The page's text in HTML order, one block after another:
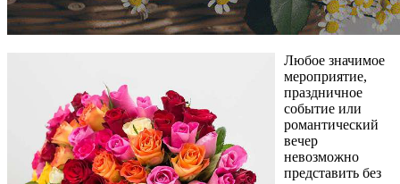
Любое значимое
мероприятие,
праздничное
событие или
романтический
вечер
невозможно
представить без